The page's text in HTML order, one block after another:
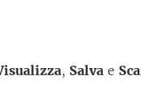
, Salva e